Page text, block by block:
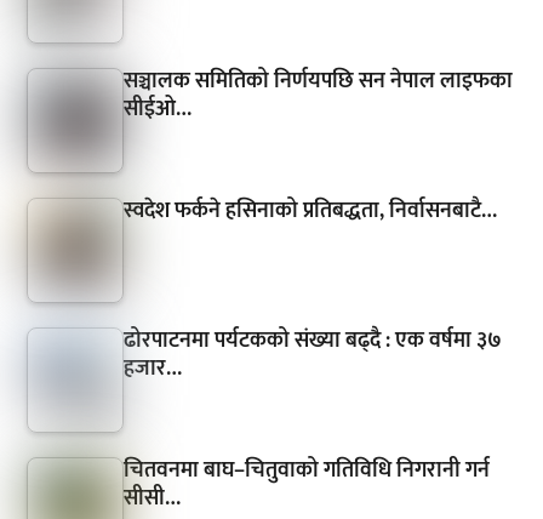
सञ्चालक समितिको निर्णयपछि सन नेपाल लाइफका
सीईओ…
स्वदेश फर्कने हसिनाको प्रतिबद्धता, निर्वासनबाटै…
ढोरपाटनमा पर्यटकको संख्या बढ्दै : एक वर्षमा ३७
हजार…
चितवनमा बाघ–चितुवाको गतिविधि निगरानी गर्न
सीसी…